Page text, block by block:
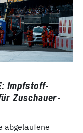
Impfstoff-
Zuschauer-
abgelaufene